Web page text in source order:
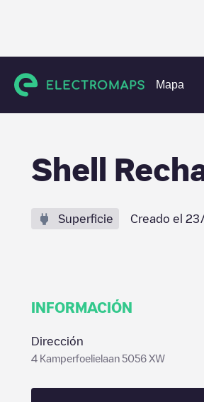
Mapa
Estaciones de carga Países Bajos
Shell
Superficie Creado el
INFORMACIÓN
Dirección
4 Kamperfoelielaan 5056 XW